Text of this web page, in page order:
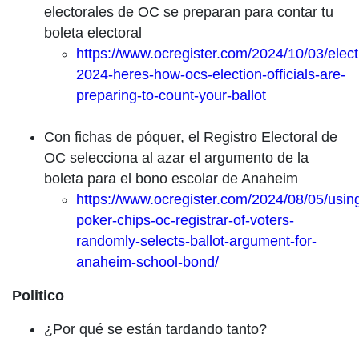
electorales de OC se preparan para contar tu
boleta electoral
https://www.ocregister.com/2024/10/03/
2024-heres-how-ocs-election-officials-are-
preparing-to-count-your-ballot
Con fichas de póquer, el Registro Electoral de
OC selecciona al azar el argumento de la
boleta para el bono escolar de Anaheim
https://www.ocregister.com/2024/08/05/
poker-chips-oc-registrar-of-voters-
randomly-selects-ballot-argument-for-
anaheim-school-bond/
Politico
¿Por qué se están tardando tanto?